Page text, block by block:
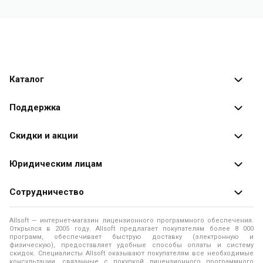
Каталог
Каталог программ
Поддержка
Оплата заказов
Доставка заказа
Помощь
Правила продажи
Политика использования файлов Cookie
Скидки и акции
Специальные
Юридическим лицам
Продажа программ юридическим лицам
О лицензировании программного обеспечения
Программы для компьютера
Контакты
Сотрудничество
О магазине
Адреса и телефоны
Новости
Allsoft — интернет-магазин лицензионного программного обеспечения.
Открылся в 2005 году. Allsoft предлагает покупателям более 8 000
программ, обеспечивает быструю доставку (электронную и
физическую), предоставляет удобные способы оплаты и систему
скидок. Специалисты Allsoft оказывают покупателям все необходимые